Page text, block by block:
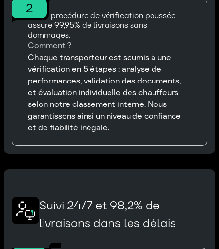
2
Notre procédure de vérification poussée
assure 99,95% de livraisons sans
dommages.
Comment ?
Chaque transporteur est soumis à une
vérification en 5 étapes : analyse de
performances, validation des documents,
et évaluation individuelle des chauffeurs
selon notre classement interne. Nous
garantissons ainsi un niveau de confiance
et de fiabilité inégalé.
Suivi 24/7 et 98,2% de
livraisons dans les délais